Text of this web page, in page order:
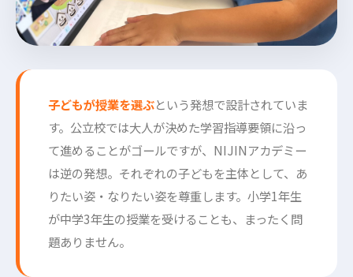
子どもが授業を選ぶという発想で設計されていま
す。公立校では大人が決めた学習指導要領に沿っ
て進めることがゴールですが、NIJINアカデミー
は逆の発想。それぞれの子どもを主体として、あ
りたい姿・なりたい姿を尊重します。小学1年生
が中学3年生の授業を受けることも、まったく問
題ありません。